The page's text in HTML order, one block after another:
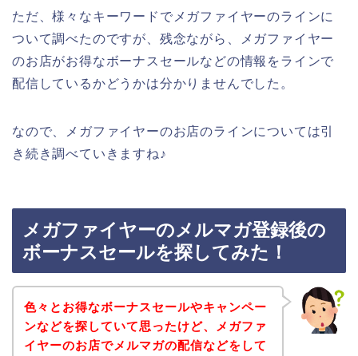
ただ、様々なキーワードでメガファイヤーのラインに
ついて調べたのですが、残念ながら、メガファイヤー
のお店がお得なボーナスセールなどの情報をラインで
配信しているかどうかは分かりませんでした。
なので、メガファイヤーのお店のラインについては引
き続き調べていきますね♪
メガファイヤーのメルマガ登録後の
ボーナスセールを探してみた！
色々とお得なボーナスセールやキャンペー
ンなどを探していて思ったけど、メガファ
イヤーのお店でメルマガの配信などをして